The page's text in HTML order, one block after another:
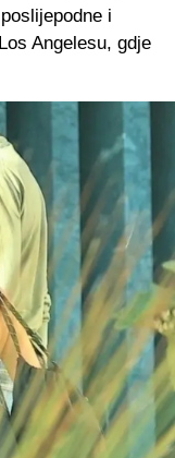
i
Angelesu, gdje